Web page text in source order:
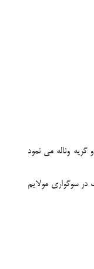
وناله می نمود
در سوگواری مولایم